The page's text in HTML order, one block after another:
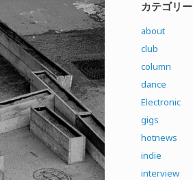
カテゴリー
about
club
column
dance
Electronic
gigs
hotnews
indie
interview